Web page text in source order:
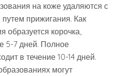
на коже удаляются с
прижигания. Как
образуется корочка,
5-7 дней. Полное
в течение 10-14 дней.
могут